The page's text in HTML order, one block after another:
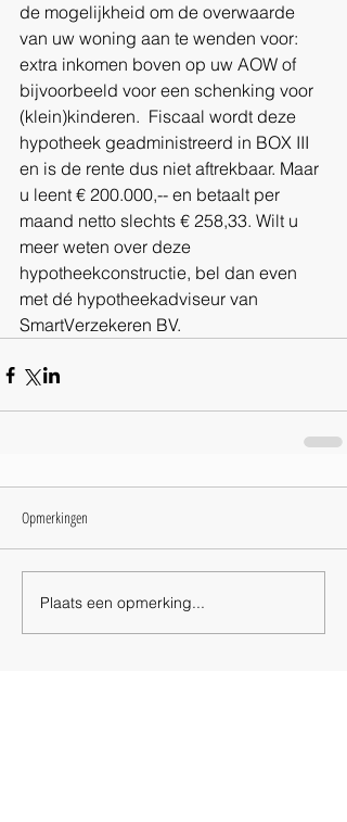
de mogelijkheid om de overwaarde
van uw woning aan te wenden voor:
extra inkomen boven op uw AOW of
bijvoorbeeld voor een schenking voor
(klein)kinderen.  Fiscaal wordt deze
hypotheek geadministreerd in BOX III
en is de rente dus niet aftrekbaar. Maar
u leent € 200.000,-- en betaalt per
maand netto slechts € 258,33. Wilt u
meer weten over deze
hypotheekconstructie, bel dan even
met dé hypotheekadviseur van
SmartVerzekeren BV.
Opmerkingen
Plaats een opmerking...